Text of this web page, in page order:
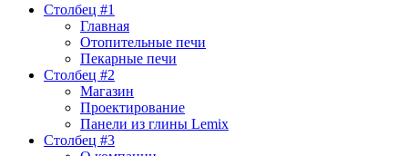
Столбец #1
Главная
Отопительные печи
Пекарные печи
Столбец #2
Магазин
Проектирование
Панели из глины Lemix
Столбец #3